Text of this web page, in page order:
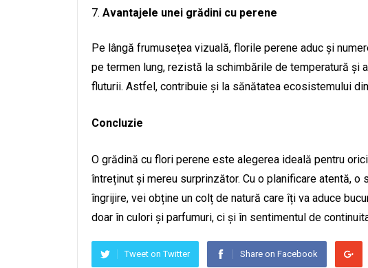
Avantajele unei grădini cu perene
Pe lângă frumusețea vizuală, florile perene aduc și
pe termen lung, rezistă la schimbările de temperatură și
fluturii. Astfel, contribuie și la sănătatea ecosistemului
Concluzie
O grădină cu flori perene este alegerea ideală pentru
întreținut și mereu surprinzător. Cu o planificare atentă,
îngrijire, vei obține un colț de natură care îți va aduce
doar în culori și parfumuri, ci și în sentimentul de
Tweet on Twitter Share on Facebook